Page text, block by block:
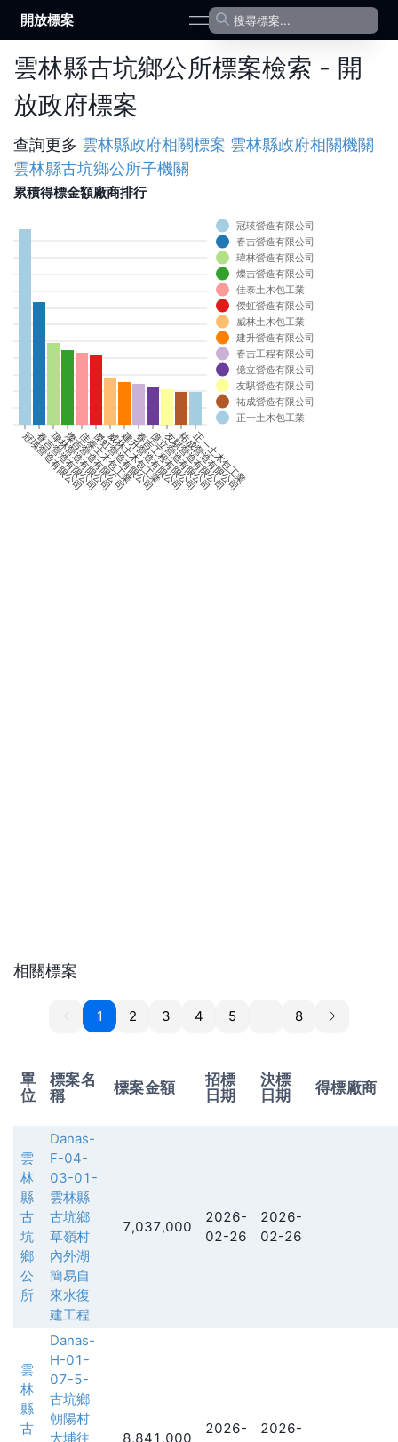
開放標案 open navigation menu
雲林縣古坑鄉公所標案檢索 - 開
放政府標案
查詢更多 雲林縣政府相關標案 雲林縣政府相關機關
雲林縣古坑鄉公所子機關
累積得標金額廠商排行
冠瑛營造有限公司
春吉營造有限公司
瑋林營造有限公司
燦吉營造有限公司
佳泰土木包工業
傑虹營造有限公司
威林土木包工業
建升營造有限公司
春吉工程有限公司
億立營造有限公司
友騏營造有限公司
祐成營造有限公司
正一土木包工業
冠瑛營造有限公司
春吉營造有限公司
瑋林營造有限公司
燦吉營造有限公司
佳泰土木包工業
傑虹營造有限公司
威林土木包工業
建升營造有限公司
春吉工程有限公司
億立營造有限公司
友騏營造有限公司
祐成營造有限公司
正一土木包工業
相關標案
11 2 3 4 5 8
單
位
標案名
稱
標案金額
招標
日期
決標
日期
得標廠商
雲
林
縣
古
坑
鄉
公
所
Danas-
F-04-
03-01-
雲林縣
古坑鄉
草嶺村
內外湖
簡易自
來水復
建工程
7,037,000
2026-
02-26
2026-
02-26
雲
林
縣
古
Danas-
H-01-
07-5-
古坑鄉
朝陽村
大埔往
8,841,000
2026-
2026-